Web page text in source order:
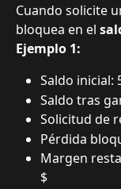
Cuando solicite
bloquea en el
Ejemplo 1:
Saldo inicial:
Saldo tras
Solicitud de
Pérdida
Margen
$